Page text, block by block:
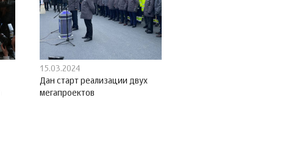
15.03.2024
Дан старт реализации двух
мегапроектов